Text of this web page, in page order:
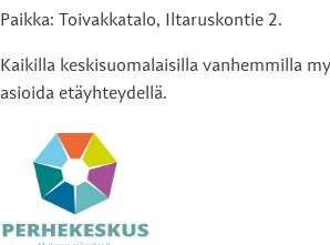
Paikka: Toivakkatalo, Iltaruskontie 2.
Kaikilla keskisuomalaisilla vanhemmilla
asioida etäyhteydellä.